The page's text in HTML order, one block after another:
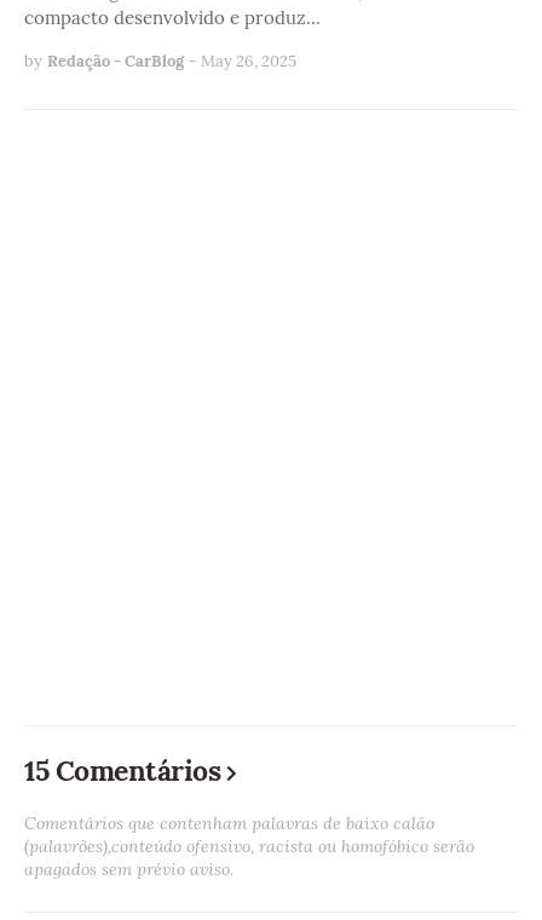
compacto desenvolvido e produz…
by Redação - CarBlog - May 26, 2025
15 Comentários
Comentários que contenham palavras de baixo calão
(palavrões),conteúdo ofensivo, racista ou homofóbico serão
apagados sem prévio aviso.